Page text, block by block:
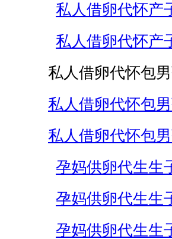
私人借卵代怀产
私人借卵代怀产
私人借卵代怀包
私人借卵代怀包
私人借卵代怀包
孕妈供卵代生生
孕妈供卵代生生
孕妈供卵代生生